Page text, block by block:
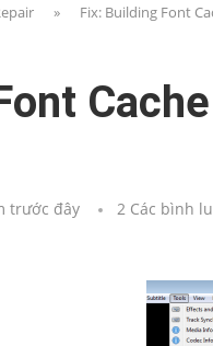
» Fix: Building Font
trước đây 2 Các bình